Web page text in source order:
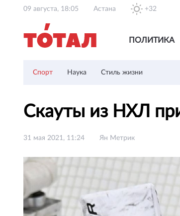
09 августа, 18:05 Астана +32
ПОЛИТИКА
Спорт Наука Стиль жизни
Скауты из НХЛ
31 мая 2021, 11:24 Ян Метрик